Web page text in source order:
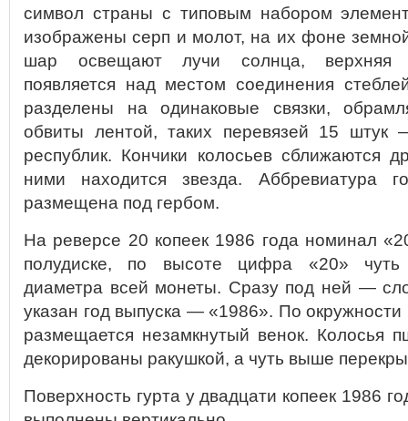
символ страны с типовым набором
изображены серп и молот, на их фоне
шар освещают лучи солнца, верхняя
появляется над местом соединения
разделены на одинаковые связки,
обвиты лентой, таких перевязей 15 штук
республик. Кончики колосьев сближаются
ними находится звезда. Аббревиатура
размещена под гербом.
На реверсе 20 копеек 1986 года номинал
полудиске, по высоте цифра «20»
диаметра всей монеты. Сразу под ней —
указан год выпуска — «1986». По
размещается незамкнутый венок. Колосья
декорированы ракушкой, а чуть выше
Поверхность гурта у двадцати копеек 1986